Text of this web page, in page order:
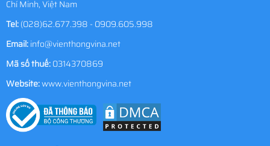
Chí Minh, Việt Nam
Tel:(028)62.677.398 - 0909.605.998
Email:info@vienthongvina.net
Mã số thuế:0314370869
Website:www.vienthongvina.net